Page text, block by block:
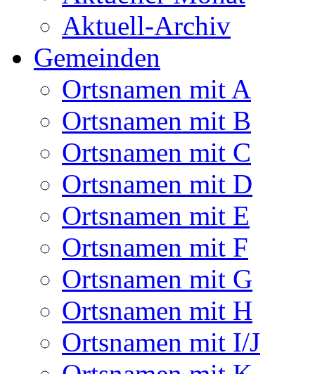
Aktuell-Archiv
Gemeinden
Ortsnamen mit A
Ortsnamen mit B
Ortsnamen mit C
Ortsnamen mit D
Ortsnamen mit E
Ortsnamen mit F
Ortsnamen mit G
Ortsnamen mit H
Ortsnamen mit I/J